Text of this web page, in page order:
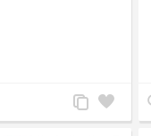
Lägg
till i
Lägg
till